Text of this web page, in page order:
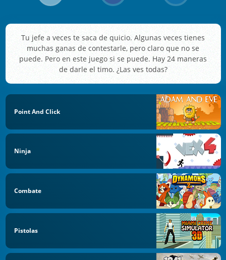
Tu jefe a veces te saca de quicio. Algunas veces tienes
muchas ganas de contestarle, pero claro que no se
puede. Pero en este juego si se puede. Hay 24 maneras
de darle el timo. ¿Las ves todas?
Point And Click
Ninja
Combate
Pistolas